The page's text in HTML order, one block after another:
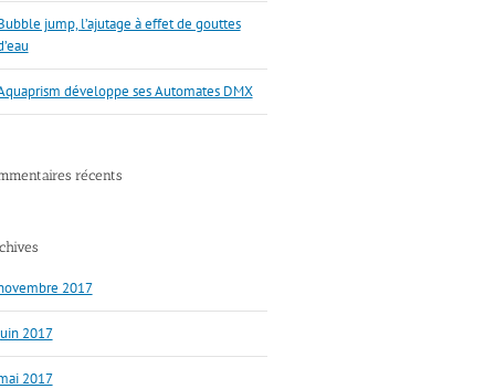
jump, l’ajutage à effet de gouttes
développe ses Automates DMX
récents
2017
2017
2017